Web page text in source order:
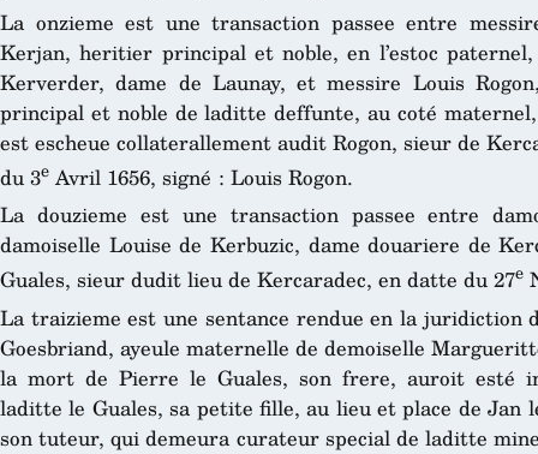
La onzieme est une transaction passee entre
Kerjan, heritier principal et noble, en l’estoc
Kerverder, dame de Launay, et messire Louis
principal et noble de laditte deffunte, au coté
est escheue collaterallement audit Rogon, sieur de
du 3eAvril 1656, signé : Louis Rogon.
La douzieme est une transaction passee entre
damoiselle Louise de Kerbuzic, dame douariere de
Guales, sieur dudit lieu de Kercaradec, en datte du 27e
La traizieme est une sentance rendue en la juridiction
Goesbriand, ayeule maternelle de demoiselle
la mort de Pierre le Guales, son frere, auroit esté
laditte le Guales, sa petite fille, au lieu et place de Jan
son tuteur, qui demeura curateur special de laditte